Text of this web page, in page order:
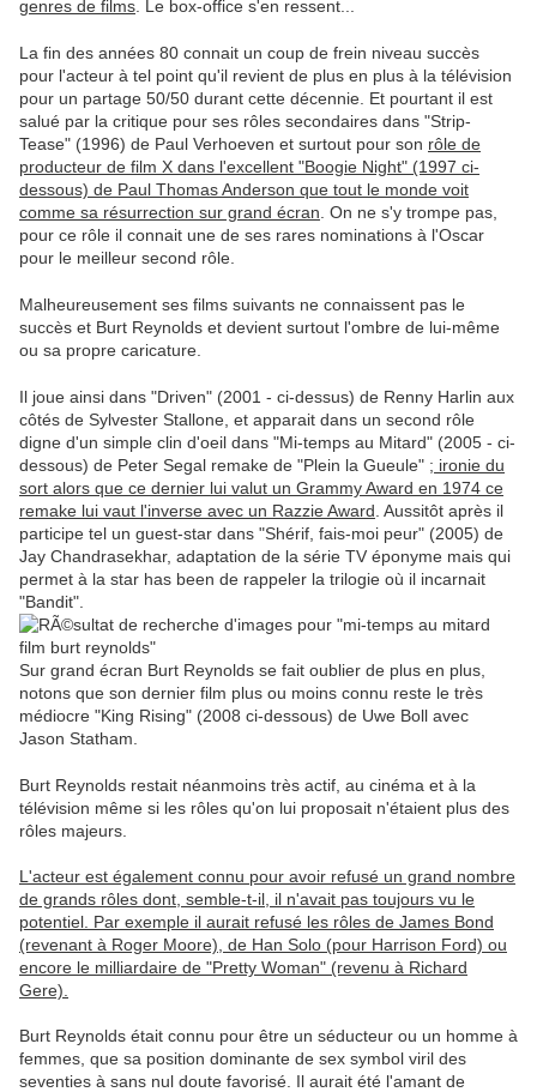
genres de films . Le box-office s'en ressent...
La fin des années 80 connait un coup de frein niveau succès
pour l'acteur à tel point qu'il revient de plus en plus à la télévision
pour un partage 50/50 durant cette décennie. Et pourtant il est
salué par la critique pour ses rôles secondaires dans "Strip-
Tease" (1996) de Paul Verhoeven et surtout pour son rôle de
producteur de film X dans l'excellent "Boogie Night" (1997 ci-
dessous) de Paul Thomas Anderson que tout le monde voit
comme sa résurrection sur grand écran . On ne s'y trompe pas,
pour ce rôle il connait une de ses rares nominations à l'Oscar
pour le meilleur second rôle.
Malheureusement ses films suivants ne connaissent pas le
succès et Burt Reynolds et devient surtout l'ombre de lui-même
ou sa propre caricature.
Il joue ainsi dans "Driven" (2001 - ci-dessus) de Renny Harlin aux
côtés de Sylvester Stallone, et apparait dans un second rôle
digne d'un simple clin d'oeil dans "Mi-temps au Mitard" (2005 - ci-
dessous) de Peter Segal remake de "Plein la Gueule" ; ironie du
sort alors que ce dernier lui valut un Grammy Award en 1974 ce
remake lui vaut l'inverse avec un Razzie Award . Aussitôt après il
participe tel un guest-star dans "Shérif, fais-moi peur" (2005) de
Jay Chandrasekhar, adaptation de la série TV éponyme mais qui
permet à la star has been de rappeler la trilogie où il incarnait
"Bandit".
Sur grand écran Burt Reynolds se fait oublier de plus en plus,
notons que son dernier film plus ou moins connu reste le très
médiocre "King Rising" (2008 ci-dessous) de Uwe Boll avec
Jason Statham.
Burt Reynolds restait néanmoins très actif, au cinéma et à la
télévision même si les rôles qu'on lui proposait n'étaient plus des
rôles majeurs.
L'acteur est également connu pour avoir refusé un grand nombre
de grands rôles dont, semble-t-il, il n'avait pas toujours vu le
potentiel. Par exemple il aurait refusé les rôles de James Bond
(revenant à Roger Moore), de Han Solo (pour Harrison Ford) ou
encore le milliardaire de "Pretty Woman" (revenu à Richard
Gere).
Burt Reynolds était connu pour être un séducteur ou un homme à
femmes, que sa position dominante de sex symbol viril des
seventies à sans nul doute favorisé. Il aurait été l'amant de